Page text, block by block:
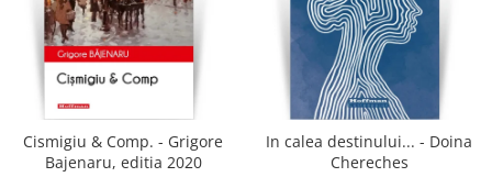
Publicistica / Reportaje / Interviuri
Stiinte umaniste
Istorie
Sociologie si filozofie
Cismigiu & Comp. - Grigore
Bajenaru, editia 2020
In calea destinului... - Doina
Chereches